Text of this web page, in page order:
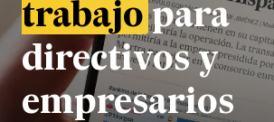
trabajopara
directivos y
empresarios